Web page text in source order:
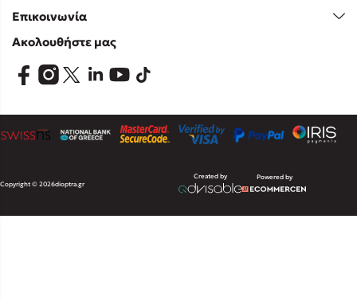
Επικοινωνία
Ακολουθήστε μας
Copyright © 2026dioptra.gr
Created by Powered by